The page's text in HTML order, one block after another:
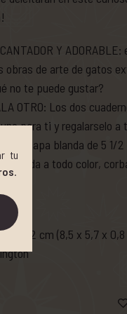
tu
.
Y
obras de arte de gatos
no te puede gustar?
OTRO: Los dos
para ti y regalarselo
de tapa blanda de 5
a todo color,
x 2 cm (8,5 x 5,7 x